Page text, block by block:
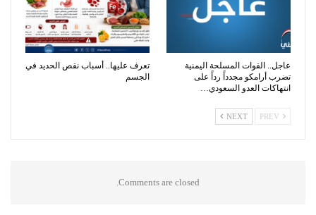
عاجل.. القوات المسلحة اليمنية
تضرب أرامكو مجدداً رداً على
انتهاكات العدو السعودي…
تعرف عليها.. أسباب نقص الحديد في
الجسم
NEXT
Comments are closed.